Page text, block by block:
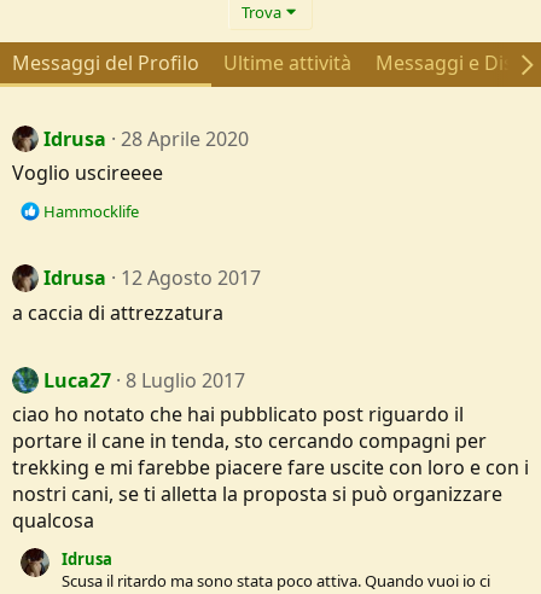
Trova
Messaggi del Profilo Ultime attività Messaggi e
Idrusa
28 Aprile 2020
Voglio uscireeee
R
c
i
s
:
Hammocklife
Idrusa
12 Agosto 2017
a caccia di attrezzatura
Luca27 8 Luglio 2017
ciao ho notato che hai pubblicato post riguardo il
portare il cane in tenda, sto cercando compagni per
trekking e mi farebbe piacere fare uscite con loro e con i
nostri cani, se ti alletta la proposta si può organizzare
qualcosa
Idrusa
Scusa il ritardo ma sono stata poco attiva. Quando vuoi io ci